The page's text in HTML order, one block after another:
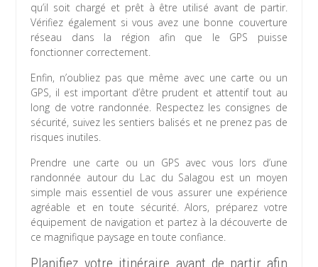
qu’il soit chargé et prêt à être utilisé avant de partir.
Vérifiez également si vous avez une bonne couverture
réseau dans la région afin que le GPS puisse
fonctionner correctement.
Enfin, n’oubliez pas que même avec une carte ou un
GPS, il est important d’être prudent et attentif tout au
long de votre randonnée. Respectez les consignes de
sécurité, suivez les sentiers balisés et ne prenez pas de
risques inutiles.
Prendre une carte ou un GPS avec vous lors d’une
randonnée autour du Lac du Salagou est un moyen
simple mais essentiel de vous assurer une expérience
agréable et en toute sécurité. Alors, préparez votre
équipement de navigation et partez à la découverte de
ce magnifique paysage en toute confiance.
Planifiez votre itinéraire avant de partir afin